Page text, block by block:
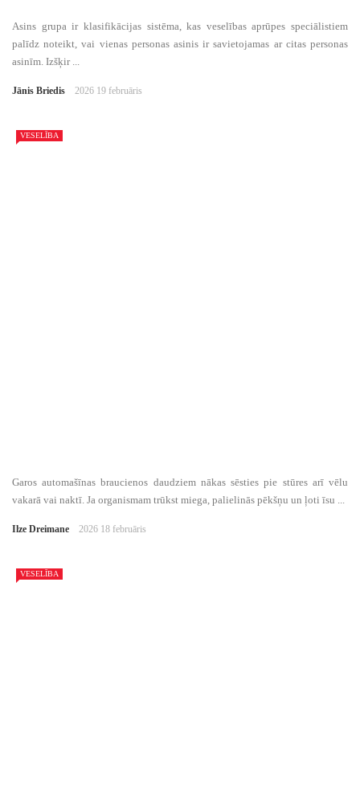
Asins grupa ir klasifikācijas sistēma, kas veselības aprūpes speciālistiem
palīdz noteikt, vai vienas personas asinis ir savietojamas ar citas personas
asinīm. Izšķir ...
Jānis Briedis 2026 19 februāris
VESELĪBA
Garos automašīnas braucienos daudziem nākas sēsties pie stūres arī vēlu
vakarā vai naktī. Ja organismam trūkst miega, palielinās pēkšņu un ļoti īsu ...
Ilze Dreimane 2026 18 februāris
VESELĪBA